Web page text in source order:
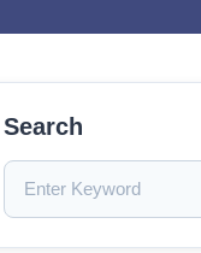
Search